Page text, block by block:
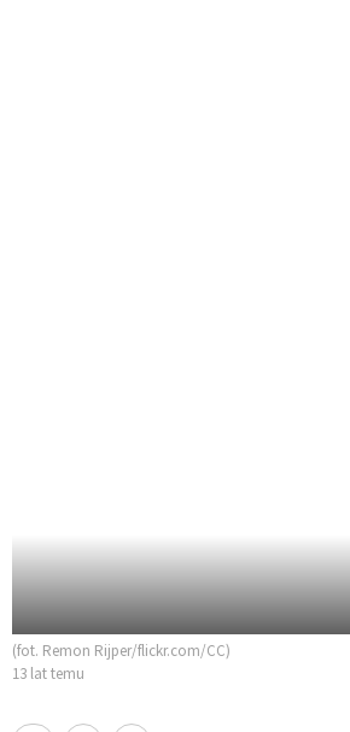
(fot. Remon Rijper/flickr.com/CC)
13 lat temu